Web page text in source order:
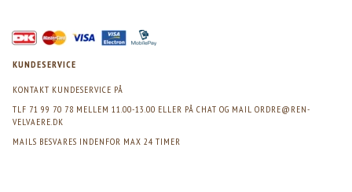
KUNDESERVICE
KONTAKT KUNDESERVICE PÅ
TLF 71 99 70 78 MELLEM 11.00-13.00 ELLER PÅ CHAT OG MAIL ORDRE@REN-
VELVAERE.DK
MAILS BESVARES INDENFOR MAX 24 TIMER